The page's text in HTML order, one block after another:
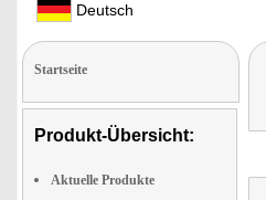
Deutsch
Startseite
Produkt-Übersicht:
Aktuelle Produkte